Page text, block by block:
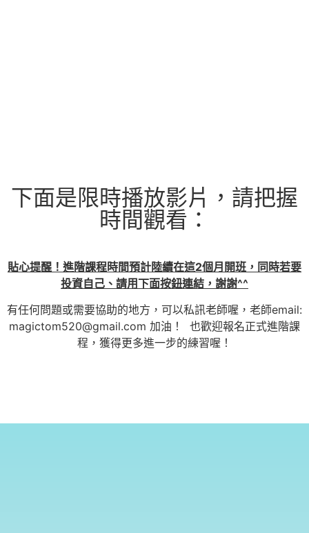
下面是限時播放影片，請把握
時間觀看：
貼心提醒！進階課程時間預計陸續在這2個月開班，同時若要
投資自己、請用下面按鈕連結，謝謝^^
有任何問題或需要協助的地方，可以私訊老師喔，老師email:
magictom520@gmail.com 加油！ 也歡迎報名正式進階課
程，獲得更多進一步的練習喔！